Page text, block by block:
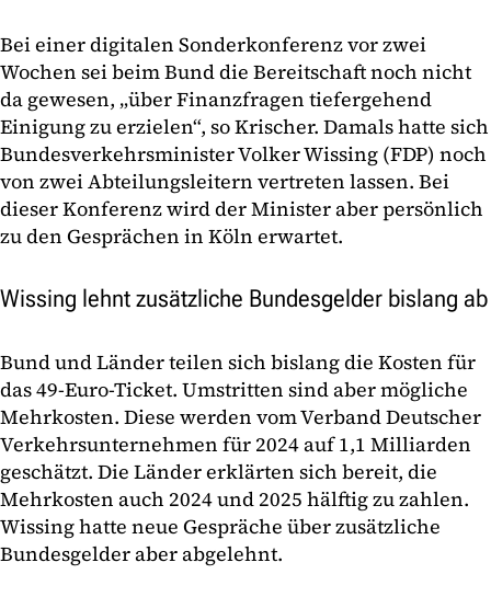
Bei einer digitalen Sonderkonferenz vor zwei
Wochen sei beim Bund die Bereitschaft noch nicht
da gewesen, „über Finanzfragen tiefergehend
Einigung zu erzielen“, so Krischer. Damals hatte sich
Bundesverkehrsminister Volker Wissing (FDP) noch
von zwei Abteilungsleitern vertreten lassen. Bei
dieser Konferenz wird der Minister aber persönlich
zu den Gesprächen in Köln erwartet.
Wissing lehnt zusätzliche Bundesgelder bislang ab
Bund und Länder teilen sich bislang die Kosten für
das 49-Euro-Ticket. Umstritten sind aber mögliche
Mehrkosten. Diese werden vom Verband Deutscher
Verkehrsunternehmen für 2024 auf 1,1 Milliarden
geschätzt. Die Länder erklärten sich bereit, die
Mehrkosten auch 2024 und 2025 hälftig zu zahlen.
Wissing hatte neue Gespräche über zusätzliche
Bundesgelder aber abgelehnt.